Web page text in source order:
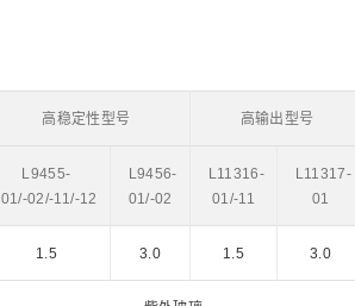
高稳定性型号 高输出型号
L9455-
01/-02/-11/-12
L9456-
01/-02
L11316-
01/-11
L11317-
01
1.5 3.0 1.5 3.0